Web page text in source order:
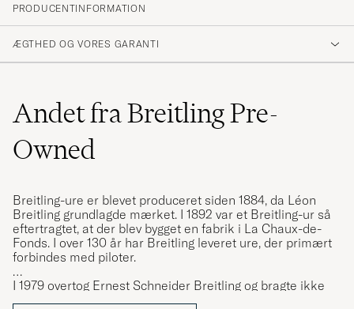
PRODUCENTINFORMATION
ÆGTHED OG VORES GARANTI
Andet fra Breitling Pre-
Owned
Breitling-ure er blevet produceret siden 1884, da Léon
Breitling grundlagde mærket. I 1892 var et Breitling-ur så
eftertragtet, at der blev bygget en fabrik i La Chaux-de-
Fonds. I over 130 år har Breitling leveret ure, der primært
forbindes med piloter.
I 1979 overtog Ernest Schneider Breitling og bragte ikke
blot mærket gennem den ødelæggende kvartalskrise,